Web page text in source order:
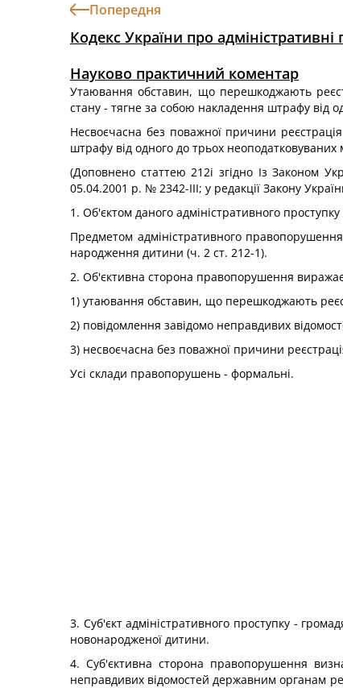
Попередня
Кодекс України про
Науково практичний коментар
Утаювання обставин, що перешкоджають
стану - тягне за собою накладення штрафу від
Несвоєчасна без поважної причини
штрафу від одного до трьох неоподатковуваних
(Доповнено статтею 212і згідно Із Законом
05.04.2001 р. № 2342-ІІІ; у редакції Закону
1. Об'єктом даного адміністративного проступку
Предметом адміністративного
народження дитини (ч. 2 ст. 212-1).
2. Об'єктивна сторона правопорушення
1) утаювання обставин, що перешкоджають
2) повідомлення завідомо неправдивих
3) несвоєчасна без поважної причини
Усі склади правопорушень - формальні.
3. Суб'єкт адміністративного проступку -
новонародженої дитини.
4. Суб'єктивна сторона правопорушення
неправдивих відомостей державним органам